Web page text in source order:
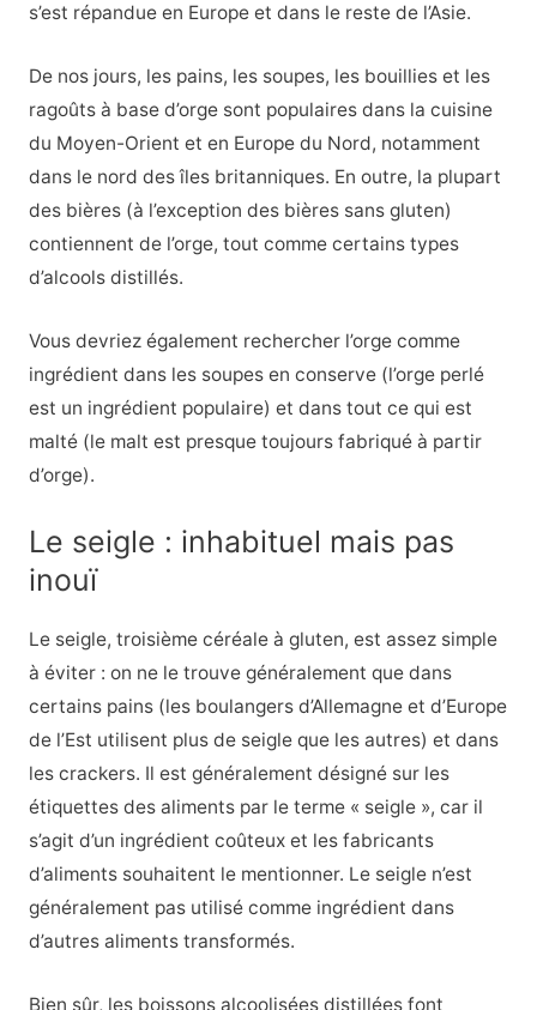
s’est répandue en Europe et dans le reste de l’Asie.
De nos jours, les pains, les soupes, les bouillies et les
ragoûts à base d’orge sont populaires dans la cuisine
du Moyen-Orient et en Europe du Nord, notamment
dans le nord des îles britanniques. En outre, la plupart
des bières (à l’exception des bières sans gluten)
contiennent de l’orge, tout comme certains types
d’alcools distillés.
Vous devriez également rechercher l’orge comme
ingrédient dans les soupes en conserve (l’orge perlé
est un ingrédient populaire) et dans tout ce qui est
malté (le malt est presque toujours fabriqué à partir
d’orge).
Le seigle : inhabituel mais pas
inouï
Le seigle, troisième céréale à gluten, est assez simple
à éviter : on ne le trouve généralement que dans
certains pains (les boulangers d’Allemagne et d’Europe
de l’Est utilisent plus de seigle que les autres) et dans
les crackers. Il est généralement désigné sur les
étiquettes des aliments par le terme « seigle », car il
s’agit d’un ingrédient coûteux et les fabricants
d’aliments souhaitent le mentionner. Le seigle n’est
généralement pas utilisé comme ingrédient dans
d’autres aliments transformés.
Bien sûr, les boissons alcoolisées distillées font